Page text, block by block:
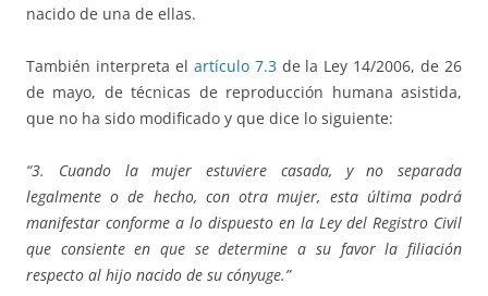
nacido de una de ellas.
También interpreta el artículo 7.3 de la Ley 14/2006, de 26
de mayo, de técnicas de reproducción humana asistida,
que no ha sido modificado y que dice lo siguiente:
“3. Cuando la mujer estuviere casada, y no separada
legalmente o de hecho, con otra mujer, esta última podrá
manifestar conforme a lo dispuesto en la Ley del Registro Civil
que consiente en que se determine a su favor la filiación
respecto al hijo nacido de su cónyuge.”